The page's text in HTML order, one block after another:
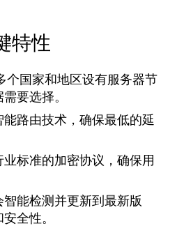
特性
个国家和地区设有服务器节
要选择。
能路由技术，确保最低的延
业标准的加密协议，确保用
智能检测并更新到最新版
全性。